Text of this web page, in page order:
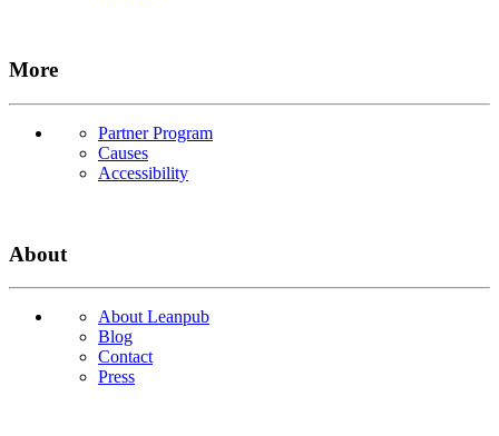
More
Partner Program
Causes
Accessibility
About
About Leanpub
Blog
Contact
Press